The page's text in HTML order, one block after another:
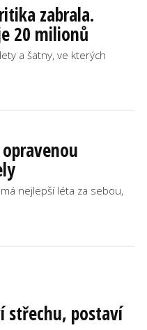
zabrala.
20 milionů
a šatny, ve kterých
nejlepší léta za sebou,
střechu, postaví